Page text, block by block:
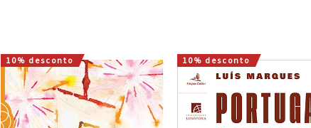
10% desconto
O
preço
original
era:
16,00 €.
O
preço
atual
é:
14,40 €.
10% desconto
O
preço
original
era:
22,00 €.
O
preço
atual
é:
19,80 €.